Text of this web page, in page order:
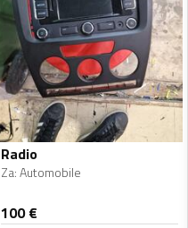
Radio
Za:Automobile
100€